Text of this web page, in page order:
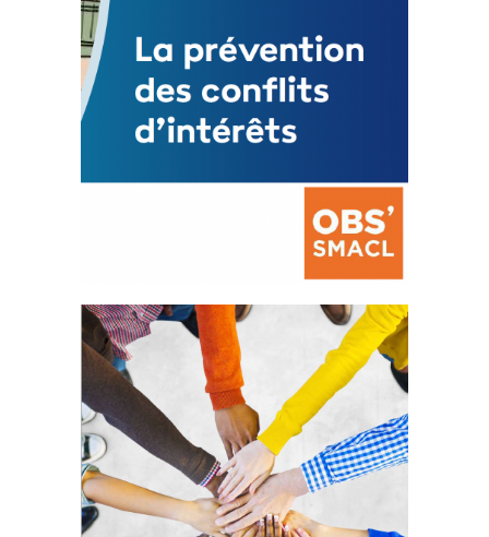
La prévention des conflits
d’intérêts
18 septembre 2023
FEUILLETER